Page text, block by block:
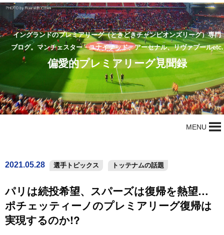
イングランドのプレミアリーグ（ときどきチャンピオンズリーグ）専門
ブログ。マンチェスター・ユナイテッド、アーセナル、リヴァプールetc.
偏愛的プレミアリーグ見聞録
MENU
2021.05.28 選手トピックス トッテナムの話題
パリは続投希望、スパーズは復帰を熱望…
ポチェッティーノのプレミアリーグ復帰は
実現するのか!?